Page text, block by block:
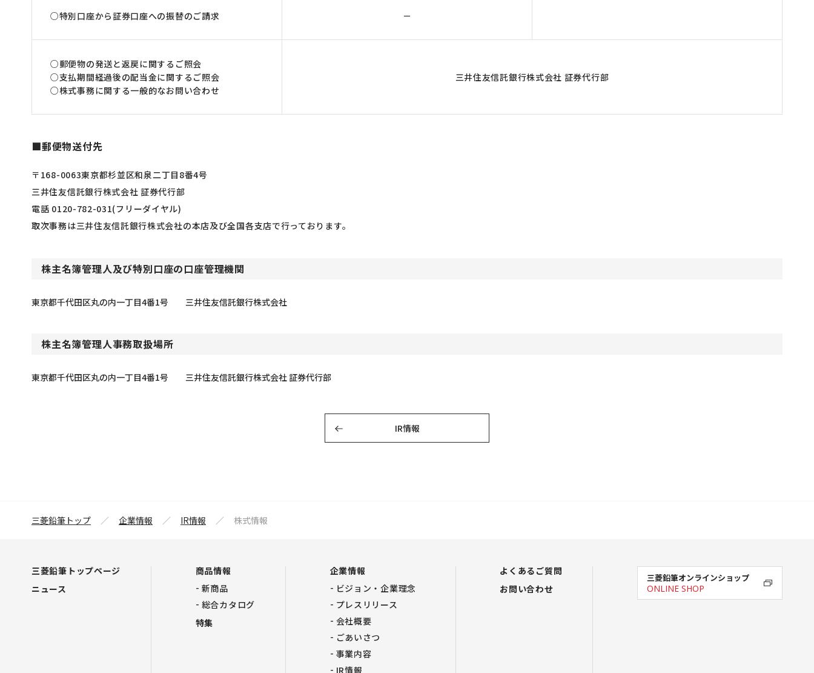
特別口座から証券口座への振替のご請求 －
郵便物の発送と返戻に関するご照会
支払期間経過後の配当金に関するご照会
株式事務に関する一般的なお問い合わせ
三井住友信託銀行株式会社 証券代行部
■郵便物送付先
〒168-0063東京都杉並区和泉二丁目8番4号
三井住友信託銀行株式会社 証券代行部
電話 0120-782-031(フリーダイヤル)
取次事務は三井住友信託銀行株式会社の本店及び全国各支店で行っております。
株主名簿管理人及び特別口座の口座管理機関
東京都千代田区丸の内一丁目4番1号 三井住友信託銀行株式会社
株主名簿管理人事務取扱場所
東京都千代田区丸の内一丁目4番1号 三井住友信託銀行株式会社 証券代行部
IR情報
三菱鉛筆トップ 企業情報 IR情報 株式情報
三菱鉛筆トップページ
ニュース
商品情報
新商品
総合カタログ
特集
企業情報
ビジョン・企業理念
プレスリリース
会社概要
ごあいさつ
事業内容
IR情報
よくあるご質問
お問い合わせ
三菱鉛筆オンラインショップ
ONLINE SHOP